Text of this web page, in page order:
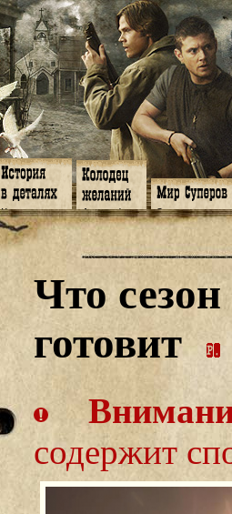
Книги
Галереи
Музыка
Видео
Субтитры
Заметки
Мысли
Откровение
Арт-кафе
Игромания
Фанфики
Фанарт
Анекдоты
Передоз
Страшилки
Знакомство
Обитатели
Семейное
Дневник
СИЗО
Суперы от и
Что
готовит
содержит